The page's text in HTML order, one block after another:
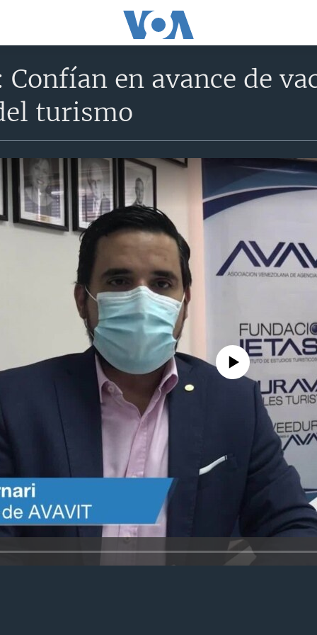
Confían en avance de
turismo
No media source currently